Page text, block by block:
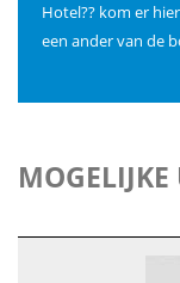
Hotel?? kom er
een ander van de